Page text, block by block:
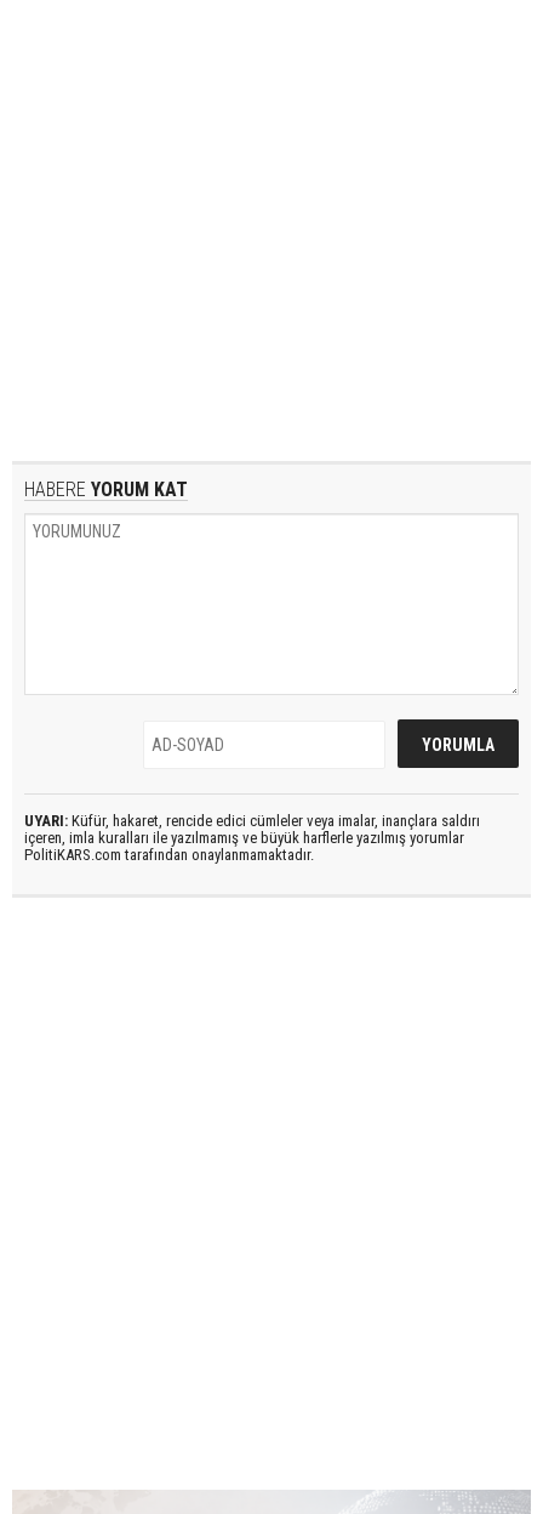
HABERE YORUM KAT
UYARI: Küfür, hakaret, rencide edici cümleler veya imalar, inançlara saldırı
içeren, imla kuralları ile yazılmamış ve büyük harflerle yazılmış yorumlar
PolitiKARS.com tarafından onaylanmamaktadır.